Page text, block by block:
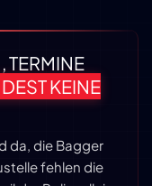
TERMINE
KEINE
da, die Bagger
fehlen die